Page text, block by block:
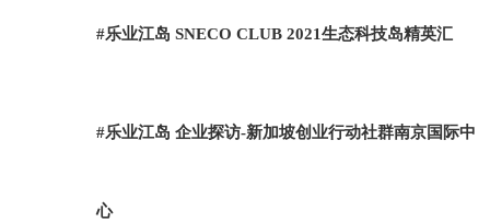
#乐业江岛 SNECO CLUB 2021生态科技岛精英汇
#乐业江岛 企业探访-新加坡创业行动社群南京国际中
心